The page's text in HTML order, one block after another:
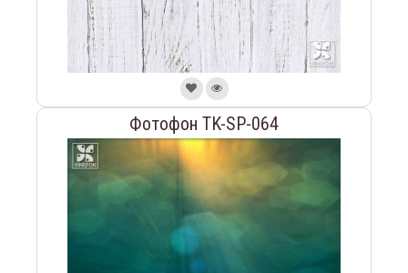
Фотофон TK-SP-064